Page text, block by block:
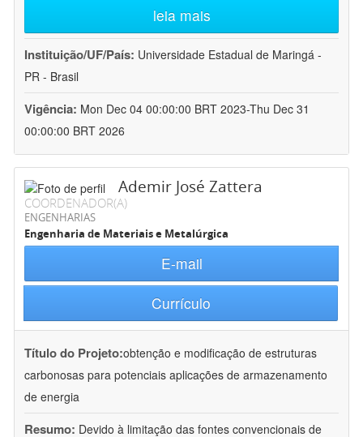
leia mais
Instituição/UF/País: Universidade Estadual de Maringá -
PR - Brasil
Vigência: Mon Dec 04 00:00:00 BRT 2023-Thu Dec 31
00:00:00 BRT 2026
Ademir José Zattera
COORDENADOR(A)
ENGENHARIAS
Engenharia de Materiais e Metalúrgica
E-mail
Currículo
Título do Projeto:obtenção e modificação de estruturas
carbonosas para potenciais aplicações de armazenamento
de energia
Resumo: Devido à limitação das fontes convencionais de